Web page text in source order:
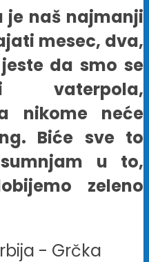
je naš najmanji
mesec, dva,
da smo se
vaterpola,
nikome neće
Biće sve to
u to,
zeleno